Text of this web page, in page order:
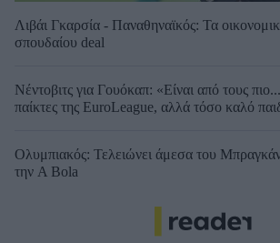
Λιβάι Γκαρσία - Παναθηναϊκός: Τα
σπουδαίου deal
Νέντοβιτς για Γουόκαπ: «Είναι από τους
παίκτες της EuroLeague, αλλά τόσο καλό
Ολυμπιακός: Τελειώνει άμεσα του
την A Bola